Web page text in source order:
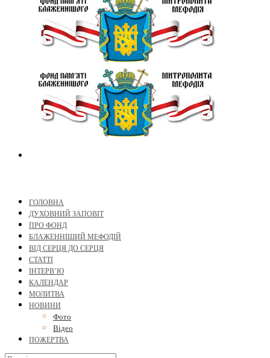
ГОЛОВНА
ДУХОВНИЙ ЗАПОВІТ
ПРО ФОНД
БЛАЖЕННІШИЙ МЕФОДІЙ
ВІД СЕРЦЯ ДО СЕРЦЯ
СТАТТІ
ІНТЕРВ’Ю
КАЛЕНДАР
МОЛИТВА
НОВИНИ
Фото
Відео
ПОЖЕРТВА